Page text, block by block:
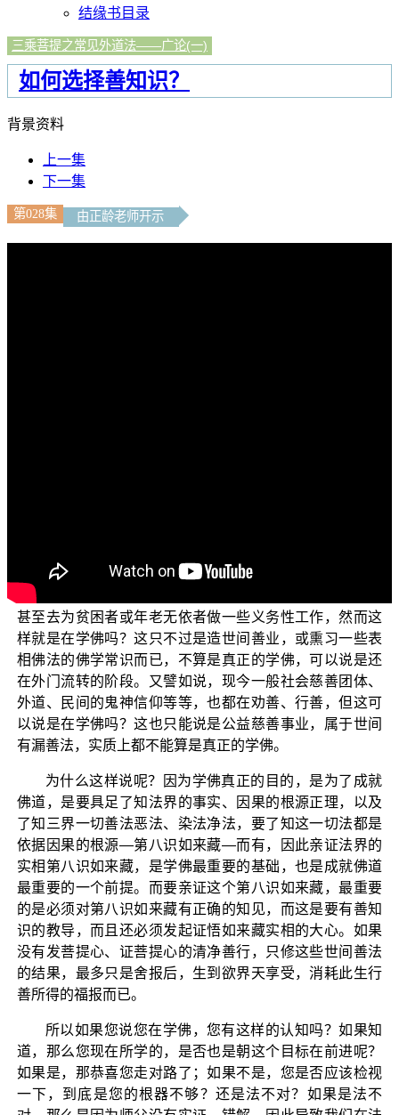
结缘书目录
三乘菩提之常见外道法——广论(一)
如何选择善知识？
背景资料
上一集
下一集
第028集 由正龄老师开示
课、诵经，也参加佛学读书会，或者也会跟着师父修学、
打坐、修定等等，假日偶尔也会找时间到寺院去做志工，
甚至去为贫困者或年老无依者做一些义务性工作，然而这
样就是在学佛吗？这只不过是造世间善业，或熏习一些表
相佛法的佛学常识而已，不算是真正的学佛，可以说是还
在外门流转的阶段。又譬如说，现今一般社会慈善团体、
外道、民间的鬼神信仰等等，也都在劝善、行善，但这可
以说是在学佛吗？这也只能说是公益慈善事业，属于世间
有漏善法，实质上都不能算是真正的学佛。
为什么这样说呢？因为学佛真正的目的，是为了成就
佛道，是要具足了知法界的事实、因果的根源正理，以及
了知三界一切善法恶法、染法净法，要了知这一切法都是
依据因果的根源—第八识如来藏—而有，因此亲证法界的
实相第八识如来藏，是学佛最重要的基础，也是成就佛道
最重要的一个前提。而要亲证这个第八识如来藏，最重要
的是必须对第八识如来藏有正确的知见，而这是要有善知
识的教导，而且还必须发起证悟如来藏实相的大心。如果
没有发菩提心、证菩提心的清净善行，只修这些世间善法
的结果，最多只是舍报后，生到欲界天享受，消耗此生行
善所得的福报而已。
所以如果您说您在学佛，您有这样的认知吗？如果知
道，那么您现在所学的，是否也是朝这个目标在前进呢？
如果是，那恭喜您走对路了；如果不是，您是否应该检视
一下，到底是您的根器不够？还是法不对？如果是法不